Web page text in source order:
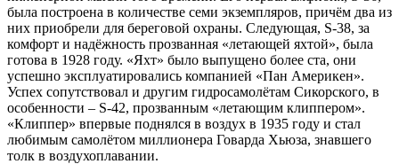
была построена в количестве семи экземпляров, причём два из
них приобрели для береговой охраны. Следующая, S-38, за
комфорт и надёжность прозванная «летающей яхтой», была
готова в 1928 году. «Яхт» было выпущено более ста, они
успешно эксплуатировались компанией «Пан Америкен».
Успех сопутствовал и другим гидросамолётам Сикорского, в
особенности – S-42, прозванным «летающим клиппером».
«Клиппер» впервые поднялся в воздух в 1935 году и стал
любимым самолётом миллионера Говарда Хьюза, знавшего
толк в воздухоплавании.